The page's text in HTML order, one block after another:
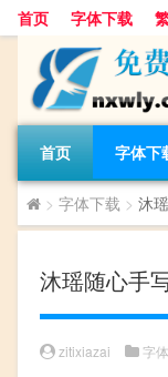
首页 字体下载
首页 字体下
> 字体下载 > 沐
沐瑶随心手
zitixiazai 字